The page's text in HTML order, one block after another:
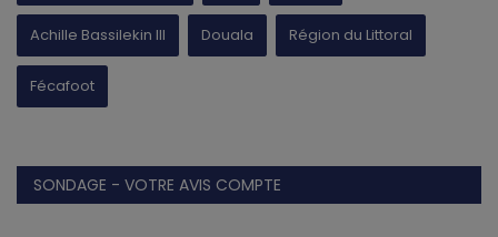
Achille Bassilekin III Douala Région du Littoral
Fécafoot
SONDAGE - VOTRE AVIS COMPTE